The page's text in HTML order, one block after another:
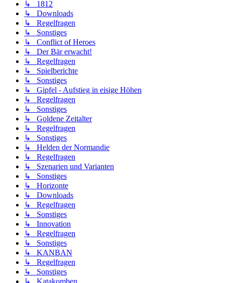
↳ 1812
↳ Downloads
↳ Regelfragen
↳ Sonstiges
↳ Conflict of Heroes
↳ Der Bär erwacht!
↳ Regelfragen
↳ Spielberichte
↳ Sonstiges
↳ Gipfel - Aufstieg in eisige Höhen
↳ Regelfragen
↳ Sonstiges
↳ Goldene Zeitalter
↳ Regelfragen
↳ Sonstiges
↳ Helden der Normandie
↳ Regelfragen
↳ Szenarien und Varianten
↳ Sonstiges
↳ Horizonte
↳ Downloads
↳ Regelfragen
↳ Sonstiges
↳ Innovation
↳ Regelfragen
↳ Sonstiges
↳ KANBAN
↳ Regelfragen
↳ Sonstiges